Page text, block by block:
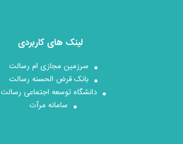
لینک های کاربردی
سرزمین مجازی ام رسالت
بانک قرض الحسنه رسالت
دانشگاه توسعه اجتماعی رسالت
سامانه مرآت